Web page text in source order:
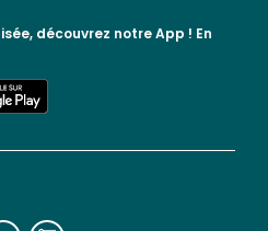
réseaux sociaux lien vers le blog la redoute
découvrez notre App ! En